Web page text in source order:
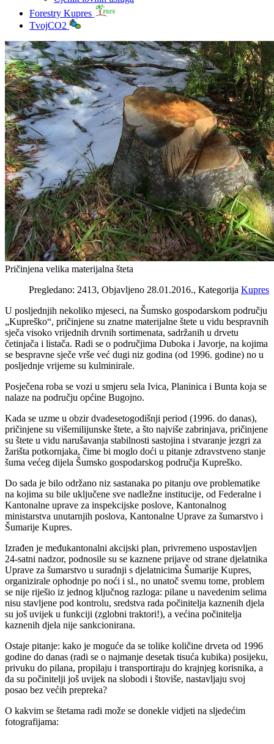
Forestry Kupres
TvojCO2
Pričinjena velika materijalna šteta
Pregledano: 2413, Objavljeno 28.01.2016., Kategorija Kupres
U posljednjih nekoliko mjeseci, na Šumsko gospodarskom području
„Kupreško“, pričinjene su znatne materijalne štete u vidu bespravnih
sječa visoko vrijednih drvnih sortimenata, sadržanih u drvetu
četinjača i listača. Radi se o područjima Duboka i Javorje, na kojima
se bespravne sječe vrše već dugi niz godina (od 1996. godine) no u
posljednje vrijeme su kulminirale.
Posječena roba se vozi u smjeru sela Ivica, Planinica i Bunta koja se
nalaze na području općine Bugojno.
Kada se uzme u obzir dvadesetogodišnji period (1996. do danas),
pričinjene su višemilijunske štete, a što najviše zabrinjava, pričinjene
su štete u vidu narušavanja stabilnosti sastojina i stvaranje jezgri za
žarišta potkornjaka, čime bi moglo doći u pitanje zdravstveno stanje
šuma većeg dijela Šumsko gospodarskog područja Kupreško.
Do sada je bilo održano niz sastanaka po pitanju ove problematike
na kojima su bile uključene sve nadležne institucije, od Federalne i
Kantonalne uprave za inspekcijske poslove, Kantonalnog
ministarstva unutarnjih poslova, Kantonalne Uprave za šumarstvo i
Šumarije Kupres.
Izrađen je međukantonalni akcijski plan, privremeno uspostavljen
24-satni nadzor, podnosile su se kaznene prijave od strane djelatnika
Uprave za šumarstvo u suradnji s djelatnicima Šumarije Kupres,
organizirale ophodnje po noći i sl., no unatoč svemu tome, problem
se nije riješio iz jednog ključnog razloga: pilane u navedenim selima
nisu stavljene pod kontrolu, sredstva rada počinitelja kaznenih djela
su još uvijek u funkciji (zglobni traktori!), a većina počinitelja
kaznenih djela nije sankcionirana.
Ostaje pitanje: kako je moguće da se tolike količine drveta od 1996
godine do danas (radi se o najmanje desetak tisuća kubika) posijeku,
privuku do pilana, propilaju i transportiraju do krajnjeg korisnika, a
da su počinitelji još uvijek na slobodi i štoviše, nastavljaju svoj
posao bez većih prepreka?
O kakvim se štetama radi može se donekle vidjeti na sljedećim
fotografijama: